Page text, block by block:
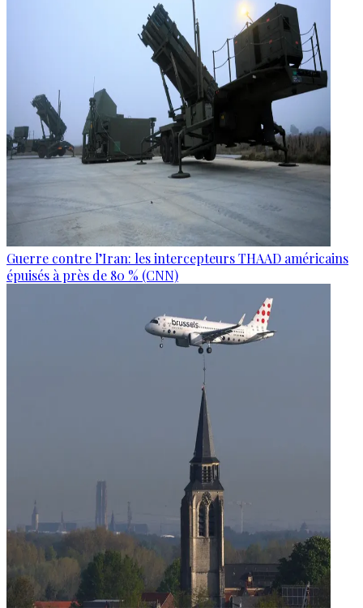
Guerre contre l’Iran: les intercepteurs THAAD américains
épuisés à près de 80 % (CNN)